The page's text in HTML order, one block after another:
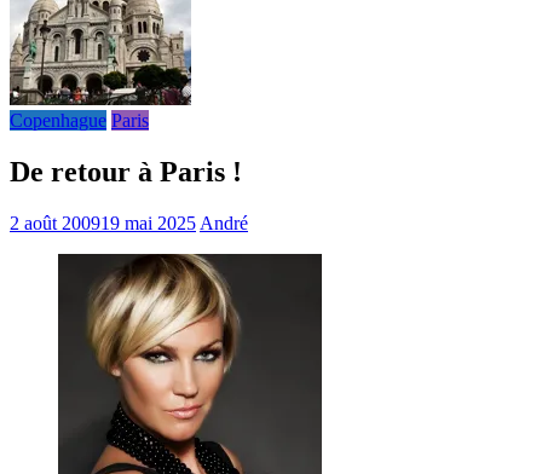
Copenhague Paris
De retour à Paris !
2 août 200919 mai 2025 André